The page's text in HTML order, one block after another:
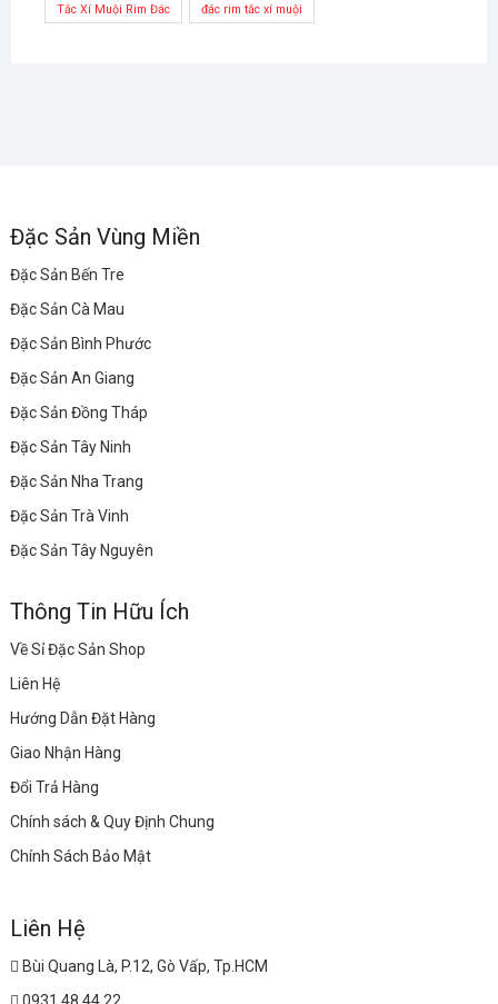
Tắc Xí Muội Rim Đác đác rim tắc xí muội
Đặc Sản Vùng Miền
Đặc Sản Bến Tre
Đặc Sản Cà Mau
Đặc Sản Bình Phước
Đặc Sản An Giang
Đặc Sản Đồng Tháp
Đặc Sản Tây Ninh
Đặc Sản Nha Trang
Đặc Sản Trà Vinh
Đặc Sản Tây Nguyên
Thông Tin Hữu Ích
Về Sỉ Đặc Sản Shop
Liên Hệ
Hướng Dẫn Đặt Hàng
Giao Nhận Hàng
Đổi Trả Hàng
Chính sách & Quy Định Chung
Chính Sách Bảo Mật
Liên Hệ
Bùi Quang Là, P.12, Gò Vấp, Tp.HCM